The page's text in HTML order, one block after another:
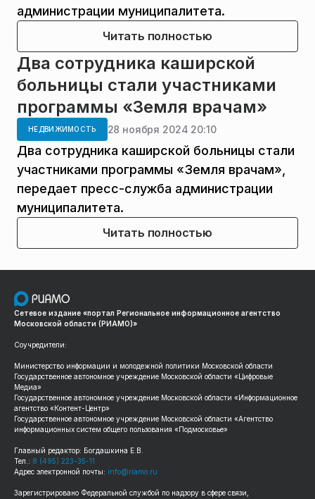
администрации муниципалитета.
Читать полностью
Два сотрудника каширской
больницы стали участниками
программы «Земля врачам»
НЕДВИЖИМОСТЬ 28 ноября 2024 20:10
Два сотрудника каширской больницы стали
участниками программы «Земля врачам»,
передает пресс-служба администрации
муниципалитета.
Читать полностью
Сетевое издание «портал Региональное информационное агентство
Московской области (РИАМО)»
Соучредители:
Министерство информации и молодежной политики Московской области
Государственное автономное учреждение Московской области «Цифровые
Медиа»
Государственное автономное учреждение Московской области «Информационное
агентство «Контент-Центр»
Государственное автономное учреждение Московской области «Агентство
информационных систем общего пользования «Подмосковье»
Главный редактор: Богдашкина Е.В.
Тел.: 8 (495) 223-35-11
Адрес электронной почты: info@riamo.ru
Зарегистрировано Федеральной службой по надзору в сфере связи,